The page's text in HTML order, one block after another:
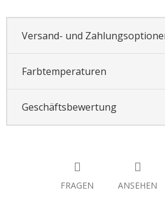
Versand- und
Farbtemperaturen
Geschäftsbewertung
FRAGEN ANSEHEN